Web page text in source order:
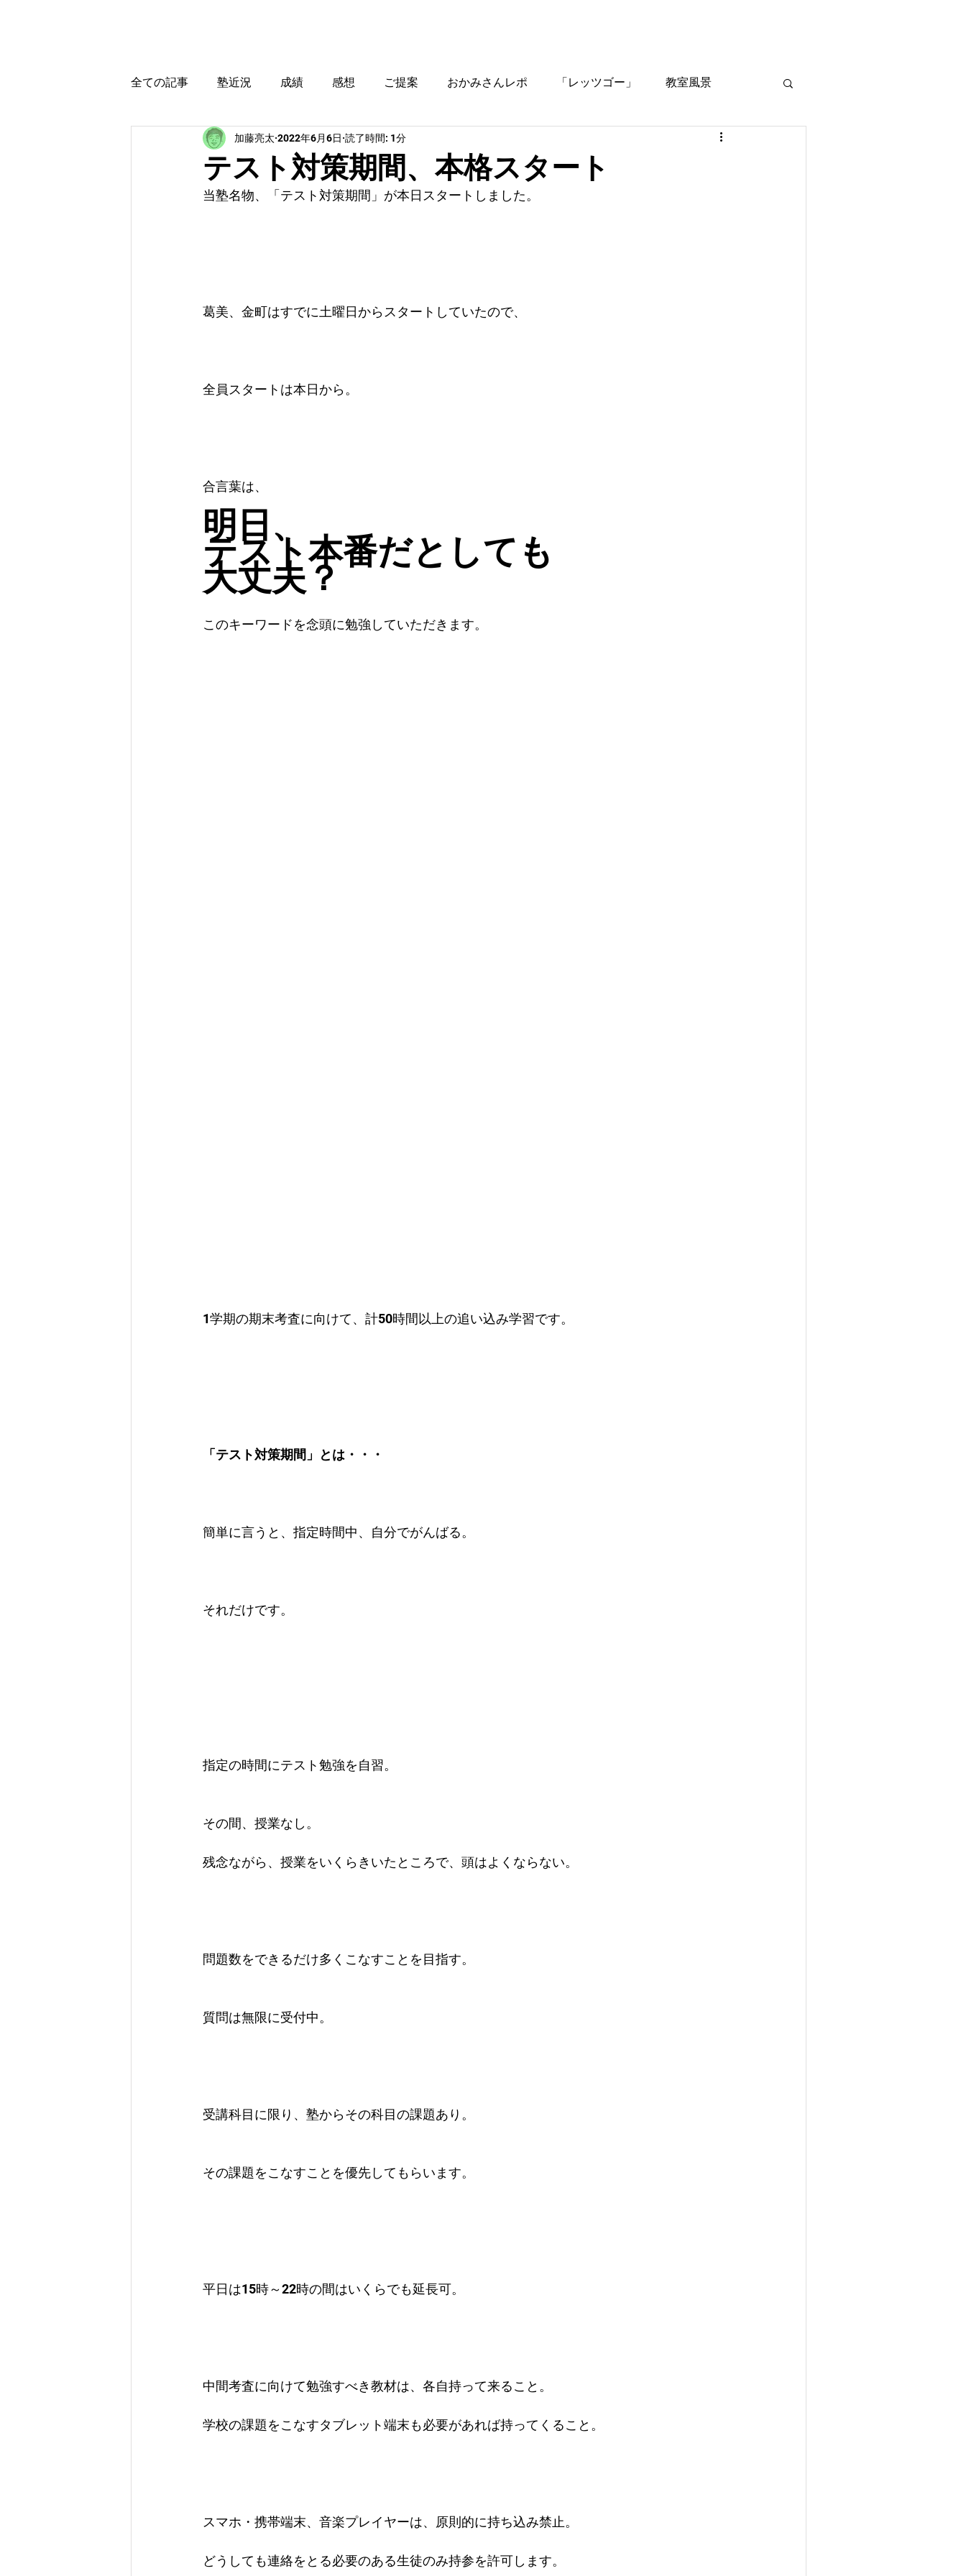
全ての記事 塾近況 成績 感想 ご提案 おかみさんレポ 「レッツゴー」 教室風景
育児・教育本感想 受験に役立つ情報
テスト対策期間、本格スタート
加藤亮太 2022年6月6日 読了時間: 1分
当塾名物、「テスト対策期間」が本日スタートしました。
葛美、金町はすでに土曜日からスタートしていたので、
全員スタートは本日から。
合言葉は、
明日、
テスト本番だとしても
大丈夫？
このキーワードを念頭に勉強していただきます。
1学期の期末考査に向けて、計50時間以上の追い込み学習です。
「テスト対策期間」とは・・・
簡単に言うと、指定時間中、自分でがんばる。
それだけです。
指定の時間にテスト勉強を自習。
その間、授業なし。
残念ながら、授業をいくらきいたところで、頭はよくならない。
問題数をできるだけ多くこなすことを目指す。
質問は無限に受付中。
受講科目に限り、塾からその科目の課題あり。
その課題をこなすことを優先してもらいます。
平日は15時～22時の間はいくらでも延長可。
中間考査に向けて勉強すべき教材は、各自持って来ること。
学校の課題をこなすタブレット端末も必要があれば持ってくること。
スマホ・携帯端末、音楽プレイヤーは、原則的に持ち込み禁止。
どうしても連絡をとる必要のある生徒のみ持参を許可します。